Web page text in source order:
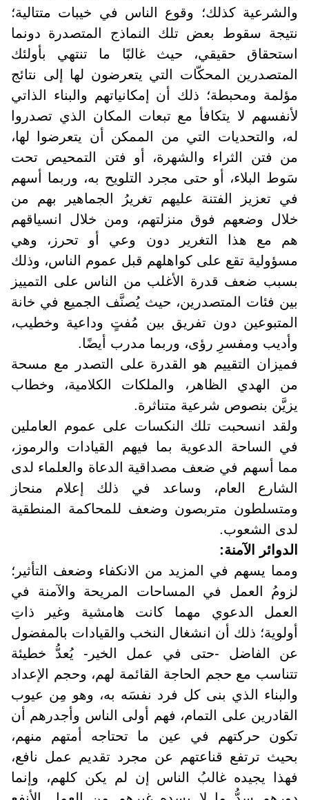
والشرعية كذلك؛ وقوع الناس في خيبات متتالية؛
نتيجة سقوط بعض تلك النماذج المتصدرة دونما
استحقاق حقيقي، حيث غالبًا ما تنتهي بأولئك
المتصدرين المحكّات التي يتعرضون لها إلى نتائج
مؤلمة ومحبطة؛ ذلك أن إمكانياتهم والبناء الذاتي
لأنفسهم لا يتكافأ مع تبعات المكان الذي تصدروا
له، والتحديات التي من الممكن أن يتعرضوا لها،
من فتن الثراء والشهرة، أو فتن التمحيص تحت
سَوط البلاء، أو حتى مجرد التلويح به، وربما أسهم
في تعزيز الفتنة عليهم تغريرُ الجماهير بهم من
خلال وضعهم فوق منزلتهم، ومن خلال انسياقهم
هم مع هذا التغرير دون وعي أو تحرز، وهي
مسؤولية تقع على كواهلهم قبل عموم الناس، وذلك
بسبب ضعف قدرة الأغلب من الناس على التمييز
بين فئات المتصدرين، حيث يُصنَّف الجميع في خانة
المتبوعين دون تفريق بين مُفتٍ وداعية وخطيب،
وأديب ومفسرِ رؤى، وربما مدرب أيضًا.
فميزان التقييم هو القدرة على التصدر مع مسحة
من الهدي الظاهر، والملكات الكلامية، وخطاب
يزيَّن بنصوص شرعية متناثرة.
ولقد انسحبت تلك النكسات على عموم العاملين
في الساحة الدعوية بما فيهم القيادات والرموز،
مما أسهم في ضعف مصداقية الدعاة والعلماء لدى
الشارع العام، وساعد في ذلك إعلام منحاز
ومتسلطون متربصون وضعف للمحاكمة المنطقية
لدى الشعوب.
الدوائر الآمنة:
ومما يسهم في المزيد من الانكفاء وضعف التأثير؛
لزومُ العمل في المساحات المريحة والآمنة في
العمل الدعوي مهما كانت هامشية وغير ذاتِ
أولوية؛ ذلك أن انشغال النخب والقيادات بالمفضول
عن الفاضل -حتى في عمل الخير- يُعدُّ خطيئة
تتناسب مع حجم الحاجة القائمة لهم، وحجم الإعداد
والبناء الذي بنى كل فرد نفسَه به، وهو مِن عيوب
القادرين على التمام، فهم أولى الناس وأجدرهم أن
تكون حركتهم في عين ما تحتاجه أمتهم منهم،
بحيث ترتفع قناعتهم عن مجرد تقديم عمل نافع،
فهذا يجيده غالبُ الناس إن لم يكن كلهم، وإنما